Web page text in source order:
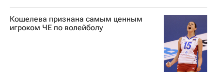
Волейбол
Юрий Маричев
Кошелева признана самым ценным
игроком ЧЕ по волейболу